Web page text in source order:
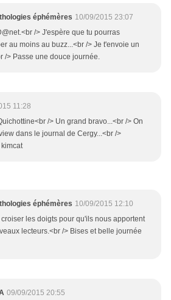
éphémères 10/09/2015 23:07
/> J'espère que tu pourras
au moins au buzz...<br /> Je t'envoie un
/> Passe une douce journée.
11:28
/> Un grand bravo...<br /> On
dans le journal de Cergy...<br />
kimcat
éphémères 10/09/2015 12:10
les doigts pour qu'ils nous apportent
lecteurs.<br /> Bises et belle journée
09/09/2015 20:55